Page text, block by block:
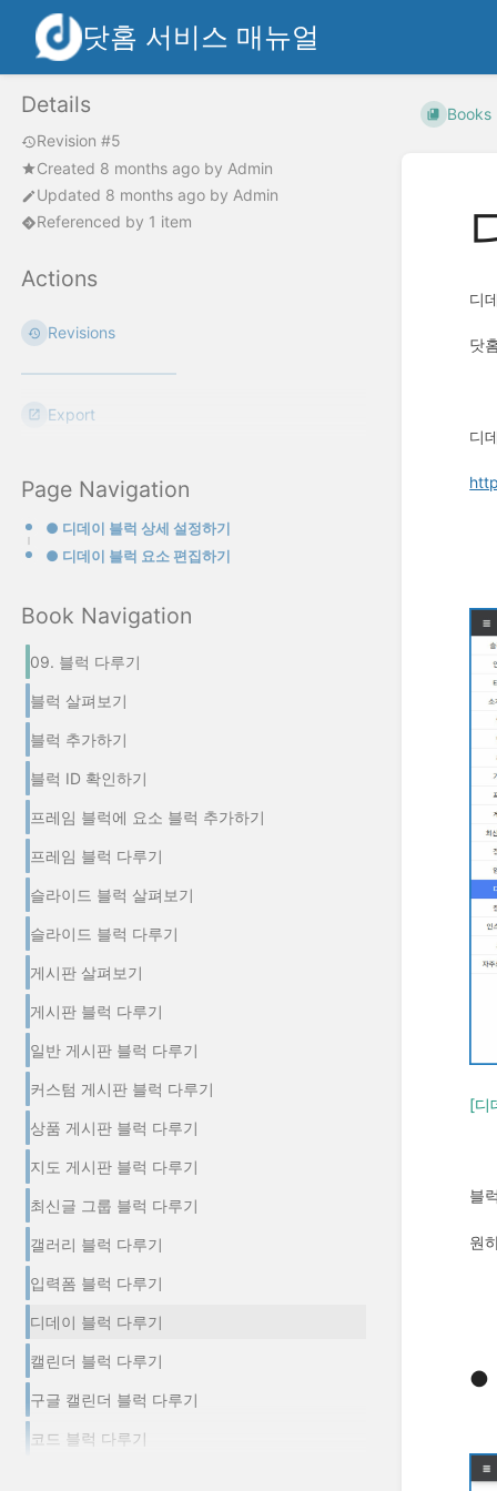
닷홈 서비스 매뉴얼
Details
Revision #5
Created 8 months ago by Admin
Updated 8 months ago by Admin
Referenced by 1 item
Actions
Revisions
Export
Page Navigation
● 디데이 블럭 상세 설정하기
● 디데이 블럭 요소 편집하기
Book Navigation
09. 블럭 다루기
블럭 살펴보기
블럭 추가하기
블럭 ID 확인하기
프레임 블럭에 요소 블럭 추가하기
프레임 블럭 다루기
슬라이드 블럭 살펴보기
슬라이드 블럭 다루기
게시판 살펴보기
게시판 블럭 다루기
일반 게시판 블럭 다루기
커스텀 게시판 블럭 다루기
상품 게시판 블럭 다루기
지도 게시판 블럭 다루기
최신글 그룹 블럭 다루기
갤러리 블럭 다루기
입력폼 블럭 다루기
디데이 블럭 다루기
캘린더 블럭 다루기
구글 캘린더 블럭 다루기
코드 블럭 다루기
Books
디
닷
디
[디
블
원
●